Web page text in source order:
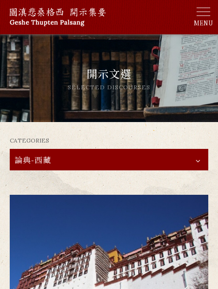
開示文選
SELECTED DISCOURSES
CATEGORIES
論典-西藏
MENU